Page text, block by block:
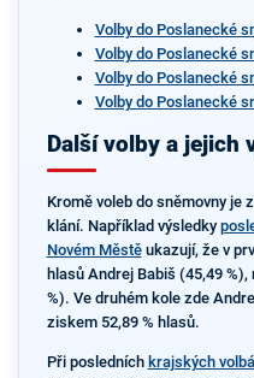
Volby do Poslanecké
Volby do Poslanecké
Volby do Poslanecké
Volby do Poslanecké
Další volby a jejich
Kromě voleb do sněmovny je
klání. Například výsledky
Novém Městěukazují, že v
hlasů Andrej Babiš (45,49
%). Ve druhém kole zde
ziskem 52,89 % hlasů.
Při posledních krajských